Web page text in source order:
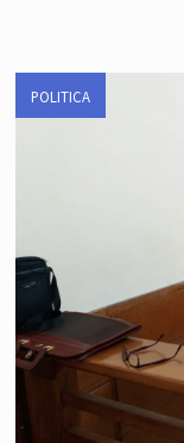
POLITICA